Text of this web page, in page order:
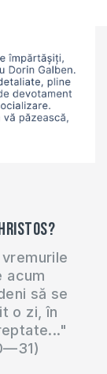
acum
să se
o zi, în